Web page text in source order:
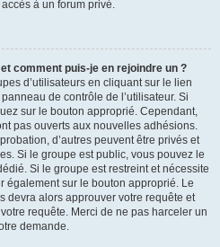
à un forum privé.
comment puis-je en rejoindre un ?
d’utilisateurs en cliquant sur le lien
de contrôle de l’utilisateur. Si
sur le bouton approprié. Cependant,
pas ouverts aux nouvelles adhésions.
d’autres peuvent être privés et
Si le groupe est public, vous pouvez le
Si le groupe est restreint et nécessite
également sur le bouton approprié. Le
devra alors approuver votre requête et
requête. Merci de ne pas harceler un
demande.